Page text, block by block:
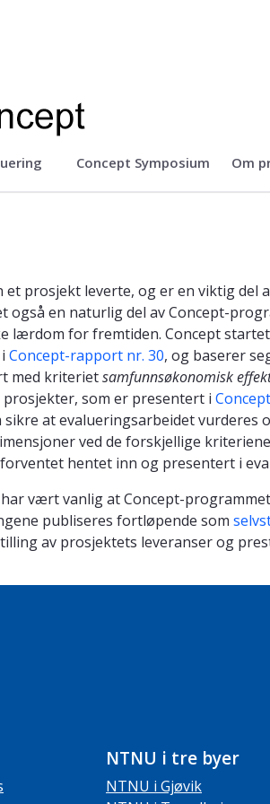
Concept Symposium Om
prosjekt leverte, og er en viktig del
en naturlig del av Concept-
lærdom for fremtiden. Concept
Concept-rapport nr. 30, og baserer
med kriterietsamfunnsøkonomisk
som er presentert i
at evalueringsarbeidet vurderes
ved de forskjellige
hentet inn og presentert i
vært vanlig at Concept-
publiseres fortløpende som
av prosjektets leveranser og
NTNU i tre byer
NTNU i Gjøvik